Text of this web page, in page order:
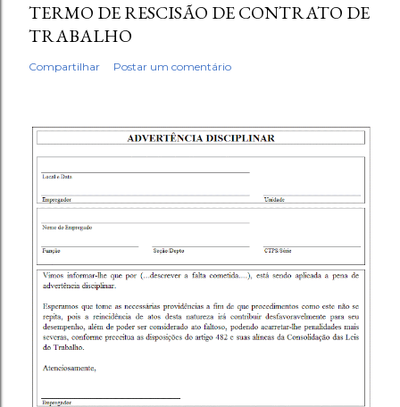
TERMO DE RESCISÃO DE CONTRATO DE
TRABALHO
Compartilhar Postar um comentário